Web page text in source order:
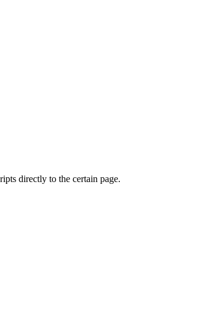
directly to the certain page.